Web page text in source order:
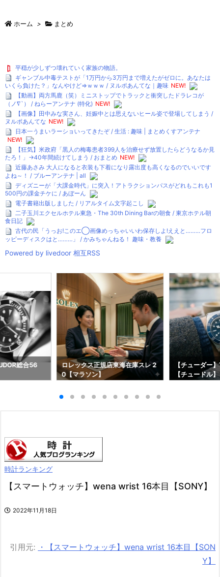
ホーム > まとめ
平穏が少しずつ壊れていく家族の物語。
ギャンブル中毒テストが「1万円から3万円まで増えたがゼロに。あなたは
いくら負けた？」なんやけど⇒ｗｗｗ / ヌルポあんてな｜趣味 NEW!
【動画】両方馬鹿（笑）ミニストップでトラックと衝突したドラレコが
（ノ∇`） / ねらーアンテナ (特化) NEW!
【画像】田中みな実さん、妊娠中とは思えないヒール姿で登場してしまう /
ヌルポあんてな NEW!
日本一うまいラーショいってきたぞ / 生活 : 趣味 | まとめくすアンテナ
NEW!
【狂気】米政府「黒人の梅毒患者399人を治療せず放置したらどうなるか見
たろ！」→40年間続けてしまう / おまとめ NEW!
近藤あさみ 大人になると衣装も下着になり露出度も高くなるのでいいです
よね～！ / ブルーアンテナ | all
ディズニーが「大課金時代」に突入！アトラクションパスがどれもこれも1
500円の課金チケに / あぼーん
電子書籍出版しました / リアルタイム文字起こし
二子玉川エクセルホテル東急・The 30th Dining Barの朝食 / 東京ホテル朝
食日記
古代の民「うっお!このエ◯画像めっちゃいいわ保存しよ!ええと………フロ
ッピーディスクはと………」 / かみちゃんねる！ 趣味・教養
Powered by livedoor 相互RSS
総合56
ロレックス正規店東海在庫スレ 2
0【マラソン】
【チューダー
【チュードル】
時計ランキング
【スマートウォッチ】wena wrist 16本目【SONY】
2022年11月18日
引用元:
・【スマートウォッチ】wena wrist 16本目【SON
Y】